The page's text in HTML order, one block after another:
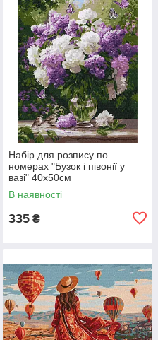
Набір для розпису по
номерах "Бузок і півонії у
вазі" 40х50см
В наявності
335 ₴